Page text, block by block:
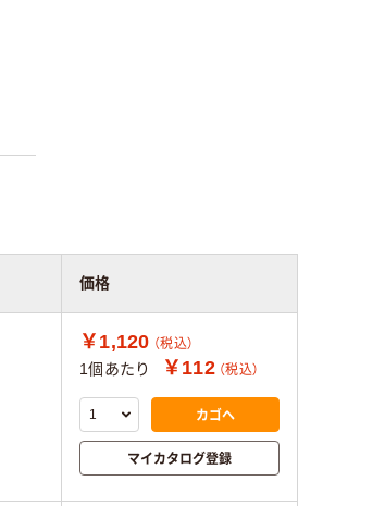
価格
￥1,120 （税込）
1個あたり ￥112 （税込）
カゴへ
マイカタログ登録